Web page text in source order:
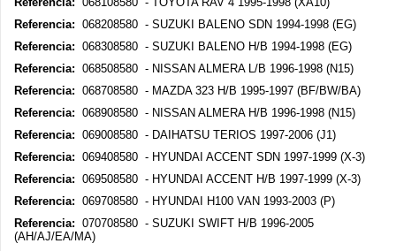
Referencia: 068208580 - SUZUKI BALENO SDN 1994-1998 (EG)
Referencia: 068308580 - SUZUKI BALENO H/B 1994-1998 (EG)
Referencia: 068508580 - NISSAN ALMERA L/B 1996-1998 (N15)
Referencia: 068708580 - MAZDA 323 H/B 1995-1997 (BF/BW/BA)
Referencia: 068908580 - NISSAN ALMERA H/B 1996-1998 (N15)
Referencia: 069008580 - DAIHATSU TERIOS 1997-2006 (J1)
Referencia: 069408580 - HYUNDAI ACCENT SDN 1997-1999 (X-3)
Referencia: 069508580 - HYUNDAI ACCENT H/B 1997-1999 (X-3)
Referencia: 069708580 - HYUNDAI H100 VAN 1993-2003 (P)
Referencia: 070708580 - SUZUKI SWIFT H/B 1996-2005
(AH/AJ/EA/MA)